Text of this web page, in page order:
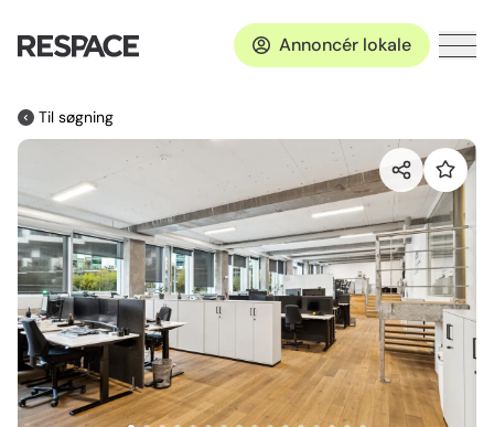
Annoncér lokale
Til søgning